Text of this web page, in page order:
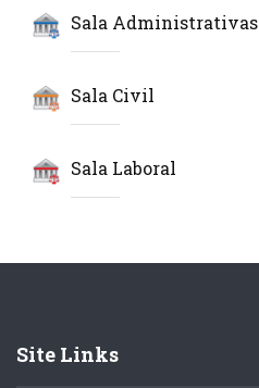
Sala Administrativas
Sala Civil
Sala Laboral
Site Links